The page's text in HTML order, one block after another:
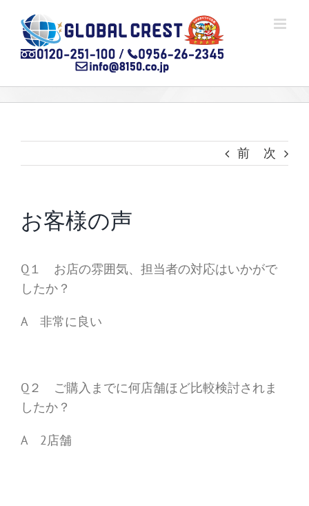
content
前 次
お客様の声
Q１ お店の雰囲気、担当者の対応はいかがで
したか？
A 非常に良い
Q２ ご購入までに何店舗ほど比較検討されま
したか？
A 2店舗